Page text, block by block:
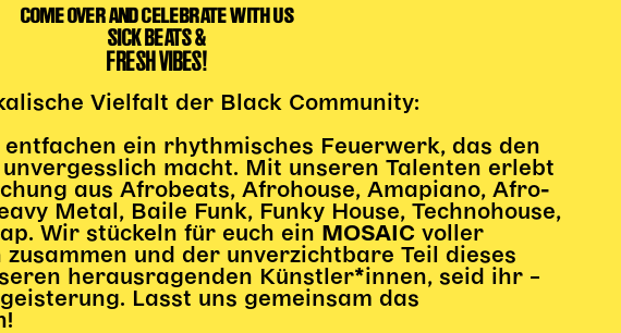
COME OVER AND CELEBRATE WITH US
SICK BEATS &
FRESH VIBES!
Vielfalt der Black Community:
ein rhythmisches Feuerwerk, das den
macht. Mit unseren Talenten erlebt
aus Afrobeats, Afrohouse, Amapiano, Afro-
Metal, Baile Funk, Funky House, Technohouse,
Wir stückeln für euch ein
MOSAIC voller
und der unverzichtbare Teil dieses
herausragenden Künstler*innen, seid ihr –
Lasst uns gemeinsam das